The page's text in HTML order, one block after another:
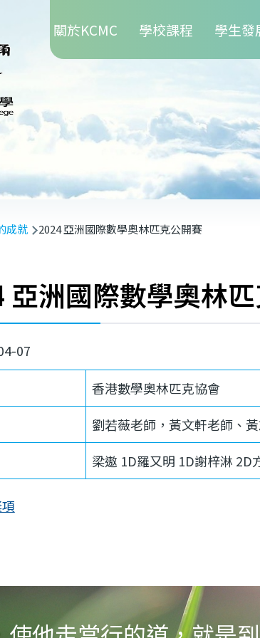
navigation
關於KCMC 學校課程 學生發
成就 2024 亞洲國際數學奧林匹克公開賽
亞洲國際數學奧林
07
香港數學奧林匹克協會
劉若薇老師，黃文軒老師、
梁遨 1D羅又明 1D謝梓淋 2D